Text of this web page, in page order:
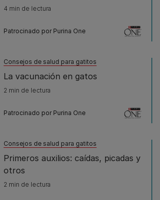
4 min de lectura
Patrocinado por Purina One
Consejos de salud para gatitos
La vacunación en gatos
2 min de lectura
Patrocinado por Purina One
Consejos de salud para gatitos
Primeros auxilios: caídas, picadas y
otros
2 min de lectura